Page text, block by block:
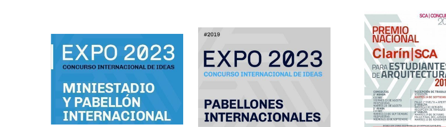
septiembre, a las 18 horas, en su salón
Auditorio, sito en Montevideo 938, C.A.B.A.